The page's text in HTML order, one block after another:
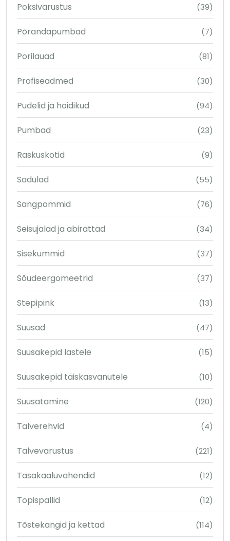
Poksivarustus (39)
Põrandapumbad (7)
Porilauad (81)
Profiseadmed (30)
Pudelid ja hoidikud (94)
Pumbad (23)
Raskuskotid (9)
Sadulad (55)
Sangpommid (76)
Seisujalad ja abirattad (34)
Sisekummid (37)
Sõudeergomeetrid (37)
Stepipink (13)
Suusad (47)
Suusakepid lastele (15)
Suusakepid täiskasvanutele (10)
Suusatamine (120)
Talverehvid (4)
Talvevarustus (221)
Tasakaaluvahendid (12)
Topispallid (12)
Tõstekangid ja kettad (114)